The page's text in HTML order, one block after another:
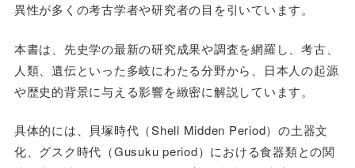
異性が多くの考古学者や研究者の目を引いています。
本書は、先史学の最新の研究成果や調査を網羅し、考古、
人類、遺伝といった多岐にわたる分野から、日本人の起源
や歴史的背景に与える影響を緻密に解説しています。
具体的には、貝塚時代（Shell Midden Period）の土器文
化、グスク時代（Gusuku period）における食器類との関